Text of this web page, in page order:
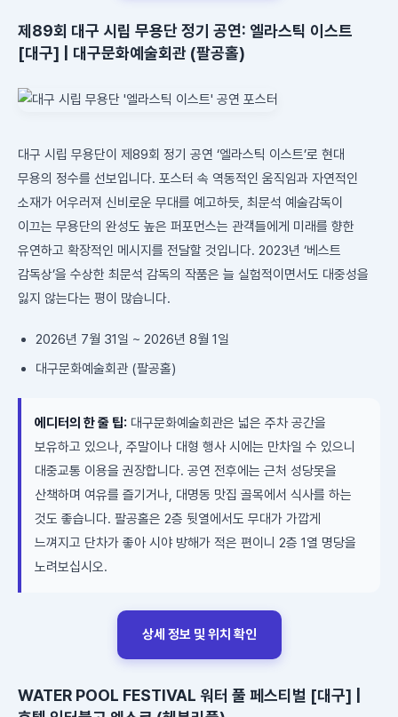
제89회 대구 시립 무용단 정기 공연: 엘라스틱 이스트
[대구] | 대구문화예술회관 (팔공홀)
대구 시립 무용단이 제89회 정기 공연 ‘엘라스틱 이스트’로 현대
무용의 정수를 선보입니다. 포스터 속 역동적인 움직임과 자연적인
소재가 어우러져 신비로운 무대를 예고하듯, 최문석 예술감독이
이끄는 무용단의 완성도 높은 퍼포먼스는 관객들에게 미래를 향한
유연하고 확장적인 메시지를 전달할 것입니다. 2023년 ‘베스트
감독상’을 수상한 최문석 감독의 작품은 늘 실험적이면서도 대중성을
잃지 않는다는 평이 많습니다.
2026년 7월 31일 ~ 2026년 8월 1일
대구문화예술회관 (팔공홀)
에디터의 한 줄 팁: 대구문화예술회관은 넓은 주차 공간을
보유하고 있으나, 주말이나 대형 행사 시에는 만차일 수 있으니
대중교통 이용을 권장합니다. 공연 전후에는 근처 성당못을
산책하며 여유를 즐기거나, 대명동 맛집 골목에서 식사를 하는
것도 좋습니다. 팔공홀은 2층 뒷열에서도 무대가 가깝게
느껴지고 단차가 좋아 시야 방해가 적은 편이니 2층 1열 명당을
노려보십시오.
상세 정보 및 위치 확인
WATER POOL FESTIVAL 워터 풀 페스티벌 [대구] |